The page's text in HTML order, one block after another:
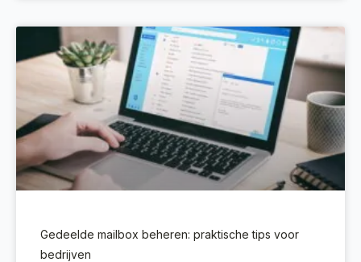
Gedeelde mailbox beheren: praktische tips voor
bedrijven